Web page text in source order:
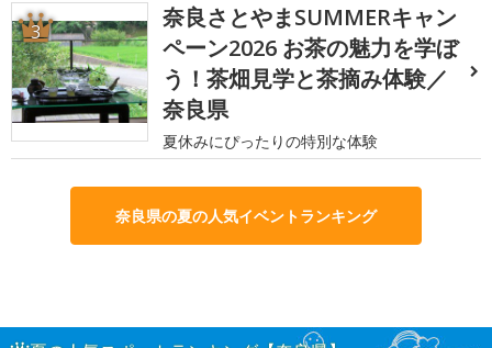
3
奈良さとやまSUMMERキャン
ペーン2026 お茶の魅力を学ぼ
う！茶畑見学と茶摘み体験／
奈良県
夏休みにぴったりの特別な体験
奈良県の夏の人気イベントランキング